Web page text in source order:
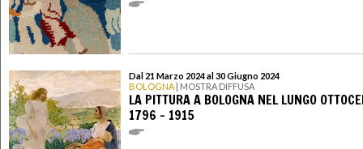
Dal 21 Marzo 2024 al 30 Giugno 2024
BOLOGNA | MOSTRA DIFFUSA
LA PITTURA A BOLOGNA NEL LUNGO
1796 - 1915